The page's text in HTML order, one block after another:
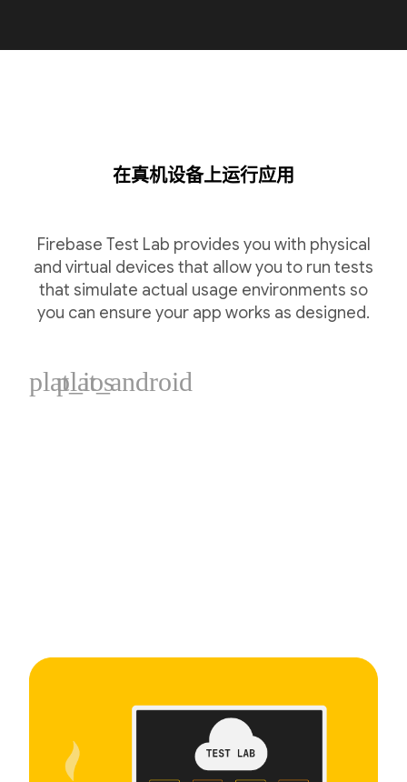
在真机设备上运行应用
Firebase Test Lab provides you with physical
and virtual devices that allow you to run tests
that simulate actual usage environments so
you can ensure your app works as designed.
plat_ios
plat_android